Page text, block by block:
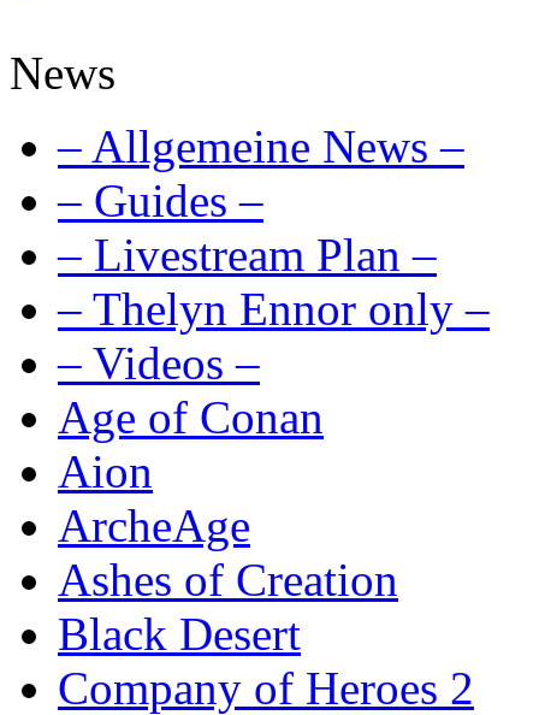
News
– Allgemeine News –
– Guides –
– Livestream Plan –
– Thelyn Ennor only –
– Videos –
Age of Conan
Aion
ArcheAge
Ashes of Creation
Black Desert
Company of Heroes 2